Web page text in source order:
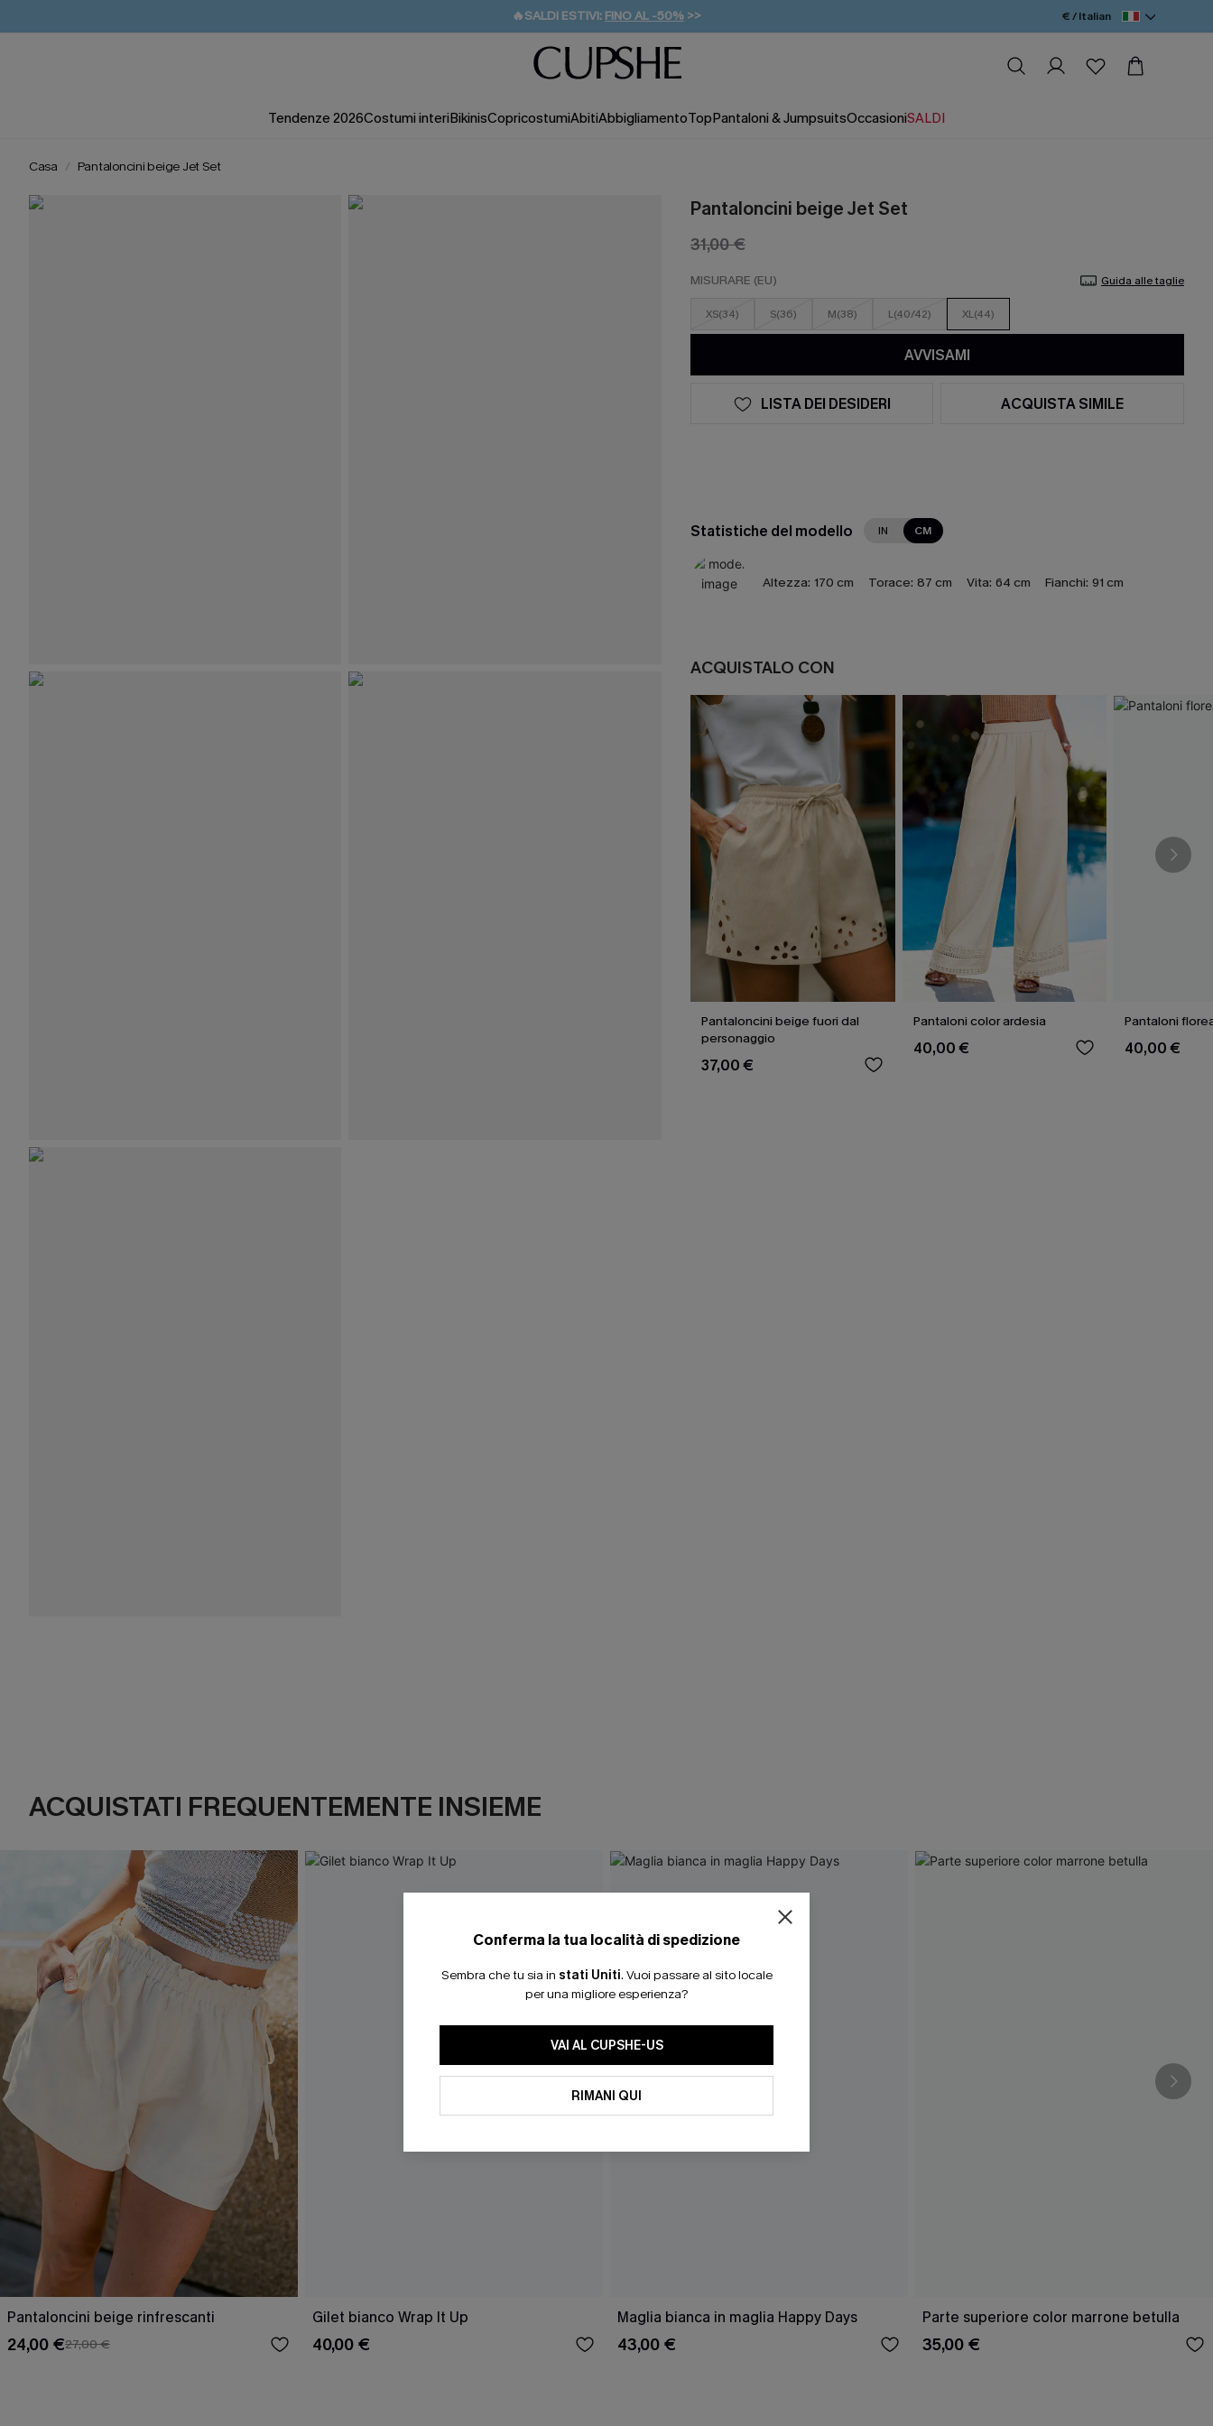
🔥SALDI ESTIVI: FINO AL -50% >>
🚚SPEDIZIONE GRATUITA DA 49€
💌REGALO PER I NUOVI: 20% DI SCONTO*
€ / Italian
Tendenze 2026Costumi interiBikinisCopricostumiAbitiAbbigliamentoTopPantaloni & JumpsuitsOccasioniSALDI
Casa Pantaloncini beige Jet Set
Pantaloncini beige Jet Set
31,00 €
MISURARE (EU) Guida alle taglie
XS(34) S(36) M(38) L(40/42) XL(44)
AVVISAMI
LISTA DEI DESIDERI ACQUISTA SIMILE
Statistiche del modello IN CM
Altezza: 170 cm Torace: 87 cm Vita: 64 cm Fianchi: 91 cm
ACQUISTALO CON
Pantaloncini beige fuori dal
personaggio
37,00 €
Pantaloni color ardesia
40,00 €
Pantaloni
40,00 €
ACQUISTATI FREQUENTEMENTE INSIEME
Pantaloncini beige rinfrescanti
24,00 €27,00 €
Gilet bianco Wrap It Up
40,00 €
Maglia bianca in maglia Happy Days
43,00 €
Parte superiore color marrone betulla
35,00 €
Conferma la tua località di spedizione
Sembra che tu sia in stati Uniti. Vuoi passare al sito locale
per una migliore esperienza?
VAI AL CUPSHE-US
RIMANI QUI